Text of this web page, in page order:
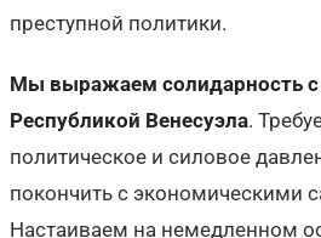
преступной политики.
Мы выражаем солидарность
Республикой Венесуэла.
политическое и силовое
покончить с экономическими
Настаиваем на немедленном